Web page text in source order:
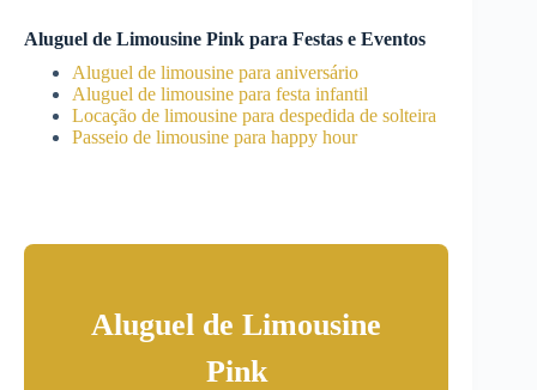
Aluguel de Limousine Pink para Festas e Eventos
Aluguel de limousine para aniversário
Aluguel de limousine para festa infantil
Locação de limousine para despedida de solteira
Passeio de limousine para happy hour
Aluguel de Limousine
Pink